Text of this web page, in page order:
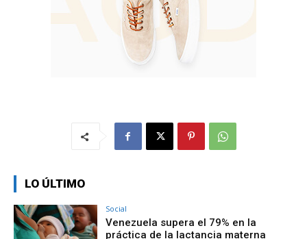
LO ÚLTIMO
Social
Venezuela supera el 79% en la
práctica de la lactancia materna